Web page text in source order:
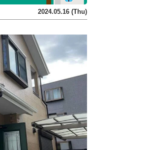
2024.05.16 (Thu)